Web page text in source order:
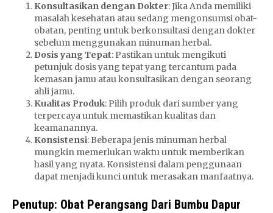
Konsultasikan dengan Dokter: Jika Anda memiliki
masalah kesehatan atau sedang mengonsumsi obat-
obatan, penting untuk berkonsultasi dengan dokter
sebelum menggunakan minuman herbal.
Dosis yang Tepat: Pastikan untuk mengikuti
petunjuk dosis yang tepat yang tercantum pada
kemasan jamu atau konsultasikan dengan seorang
ahli jamu.
Kualitas Produk: Pilih produk dari sumber yang
terpercaya untuk memastikan kualitas dan
keamanannya.
Konsistensi: Beberapa jenis minuman herbal
mungkin memerlukan waktu untuk memberikan
hasil yang nyata. Konsistensi dalam penggunaan
dapat menjadi kunci untuk merasakan manfaatnya.
Penutup: Obat Perangsang Dari Bumbu Dapur